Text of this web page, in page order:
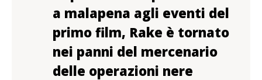
a malapena agli eventi del
primo film, Rake è tornato
nei panni del mercenario
delle operazioni nere